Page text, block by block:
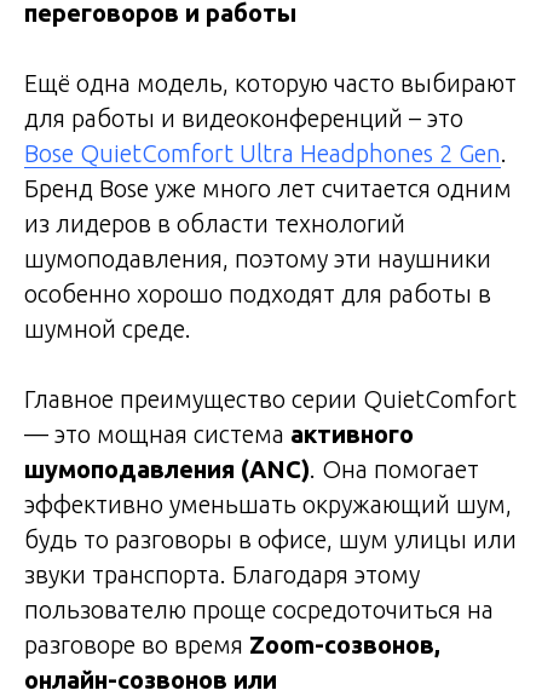
переговоров и работы
Ещё одна модель, которую часто выбирают
для работы и видеоконференций – это
Bose QuietComfort Ultra Headphones 2 Gen.
Бренд Bose уже много лет считается одним
из лидеров в области технологий
шумоподавления, поэтому эти наушники
особенно хорошо подходят для работы в
шумной среде.
Главное преимущество серии QuietComfort
— это мощная система активного
шумоподавления (ANC). Она помогает
эффективно уменьшать окружающий шум,
будь то разговоры в офисе, шум улицы или
звуки транспорта. Благодаря этому
пользователю проще сосредоточиться на
разговоре во время Zoom-созвонов,
онлайн-созвонов или